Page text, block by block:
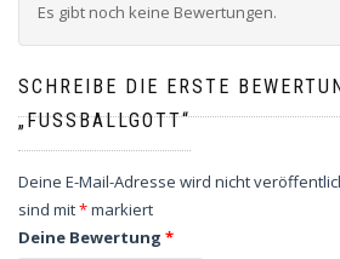
Es gibt noch keine Bewertungen.
SCHREIBE DIE ERSTE
„FUSSBALLGOTT“
Deine E-Mail-Adresse wird nicht
sind mit*markiert
Deine Bewertung *